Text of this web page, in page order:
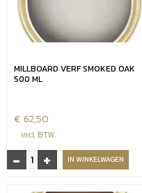
MILLBOARD VERF SMOKED OAK
500 ML
€ 62,50
incl. BTW
-
Millboard
verf
+ IN WINKELWAGEN